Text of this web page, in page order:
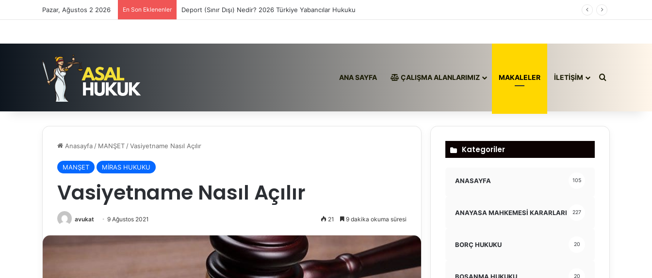
Pazar, Ağustos 2 2026 En Son Eklenenler Deport (Sınır Dışı) Nedir? 2026 Türkiye Yabancılar Hukuku
ANA SAYFA ÇALIŞMA ALANLARIMIZ MAKALELER İLETİŞİM Arama yap
Anasayfa / MANŞET /Vasiyetname Nasıl Açılır
MANŞET MİRAS HUKUKU
Vasiyetname Nasıl Açılır
avukat 9 Ağustos 2021 21 9 dakika okuma süresi
Kategoriler
ANASAYFA 105
ANAYASA MAHKEMESİ KARARLARI 227
BORÇ HUKUKU 20
BOŞANMA HUKUKU 20